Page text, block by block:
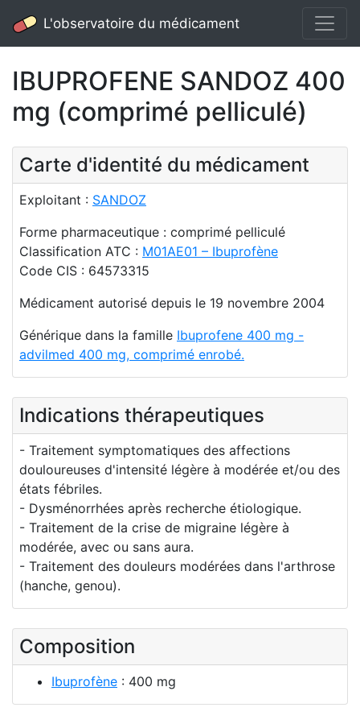
L'observatoire du médicament
IBUPROFENE SANDOZ 400
mg (comprimé pelliculé)
Carte d'identité du médicament
Exploitant : SANDOZ
Forme pharmaceutique : comprimé pelliculé
Classification ATC : M01AE01 – Ibuprofène
Code CIS : 64573315
Médicament autorisé depuis le 19 novembre 2004
Générique dans la famille Ibuprofene 400 mg -
advilmed 400 mg, comprimé enrobé.
Indications thérapeutiques
- Traitement symptomatiques des affections
douloureuses d'intensité légère à modérée et/ou des
états fébriles.
- Dysménorrhées après recherche étiologique.
- Traitement de la crise de migraine légère à
modérée, avec ou sans aura.
- Traitement des douleurs modérées dans l'arthrose
(hanche, genou).
Composition
Ibuprofène : 400 mg